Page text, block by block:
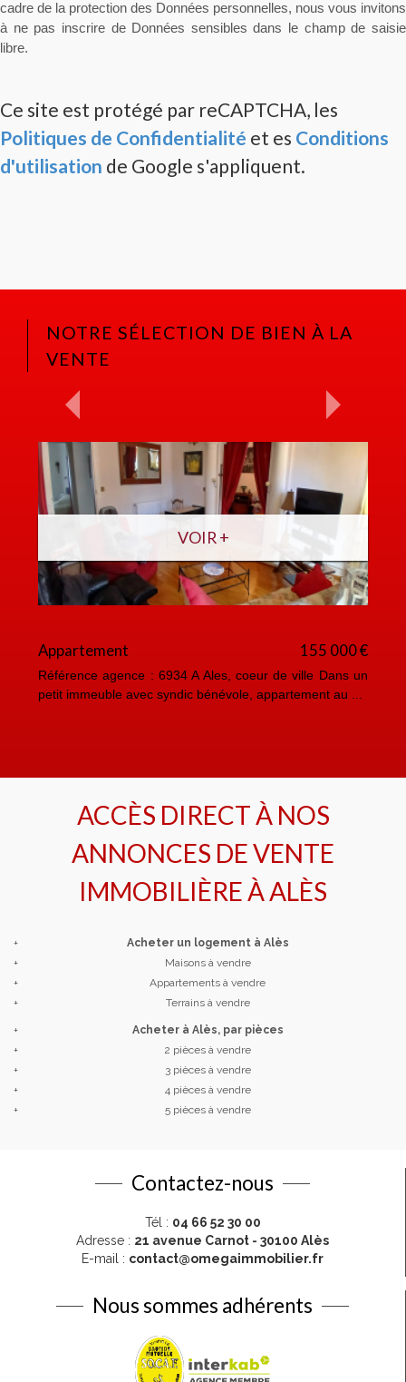
cadre de la protection des Données personnelles, nous vous invitons
à ne pas inscrire de Données sensibles dans le champ de saisie
libre.
Ce site est protégé par reCAPTCHA, les
Politiques de Confidentialité et es Conditions
d'utilisation de Google s'appliquent.
NOTRE SÉLECTION DE BIEN À LA
VENTE
VOIR +
Appartement 155 000 €
Référence agence : 6934 A Ales, coeur de ville Dans un
petit immeuble avec syndic bénévole, appartement au ...
ACCÈS DIRECT À NOS
ANNONCES DE VENTE
IMMOBILIÈRE ÀALÈS
+
Acheter un logement à Alès
+
Maisons à vendre
+
Appartements à vendre
+
Terrains à vendre
+
Acheter à Alès, par pièces
+
2 pièces à vendre
+
3 pièces à vendre
+
4 pièces à vendre
+
5 pièces à vendre
Contactez-nous
Tél : 04 66 52 30 00
Adresse : 21 avenue Carnot - 30100 Alès
E-mail : contact@omegaimmobilier.fr
Nous sommes adhérents